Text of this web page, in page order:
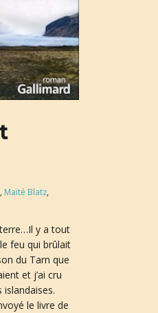
, Maïté Blatz,
y a tout
feu qui brûlait
du Tarn que
et j’ai cru
le livre de